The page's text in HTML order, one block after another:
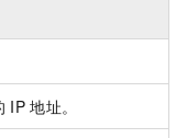
IP 地址。